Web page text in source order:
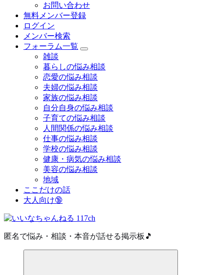
お問い合わせ
無料メンバー登録
ログイン
メンバー検索
フォーラム一覧
雑談
暮らしの悩み相談
恋愛の悩み相談
夫婦の悩み相談
家族の悩み相談
自分自身の悩み相談
子育ての悩み相談
人間関係の悩み相談
仕事の悩み相談
学校の悩み相談
健康・病気の悩み相談
美容の悩み相談
地域
ここだけの話
大人向け🔞
匿名で悩み・相談・本音が話せる掲示板🎵